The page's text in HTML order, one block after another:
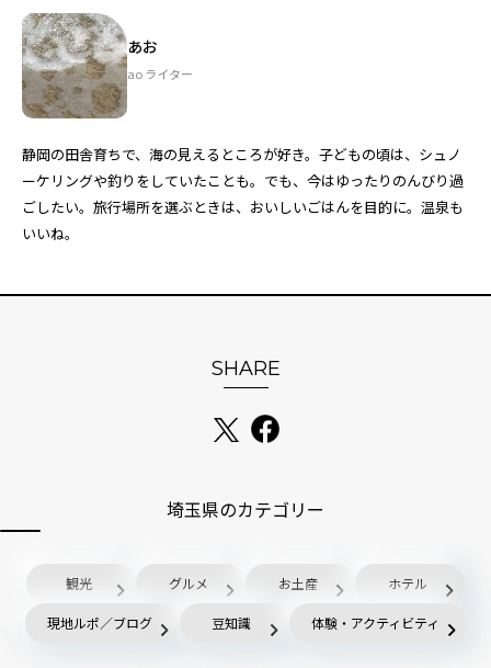
あお
ao ライター
静岡の田舎育ちで、海の見えるところが好き。子どもの頃は、シュノ
ーケリングや釣りをしていたことも。でも、今はゆったりのんびり過
ごしたい。旅行場所を選ぶときは、おいしいごはんを目的に。温泉も
いいね。
SHARE
埼玉県のカテゴリー
観光 グルメ お土産 ホテル
現地ルポ／ブログ 豆知識 体験・アクティビティ